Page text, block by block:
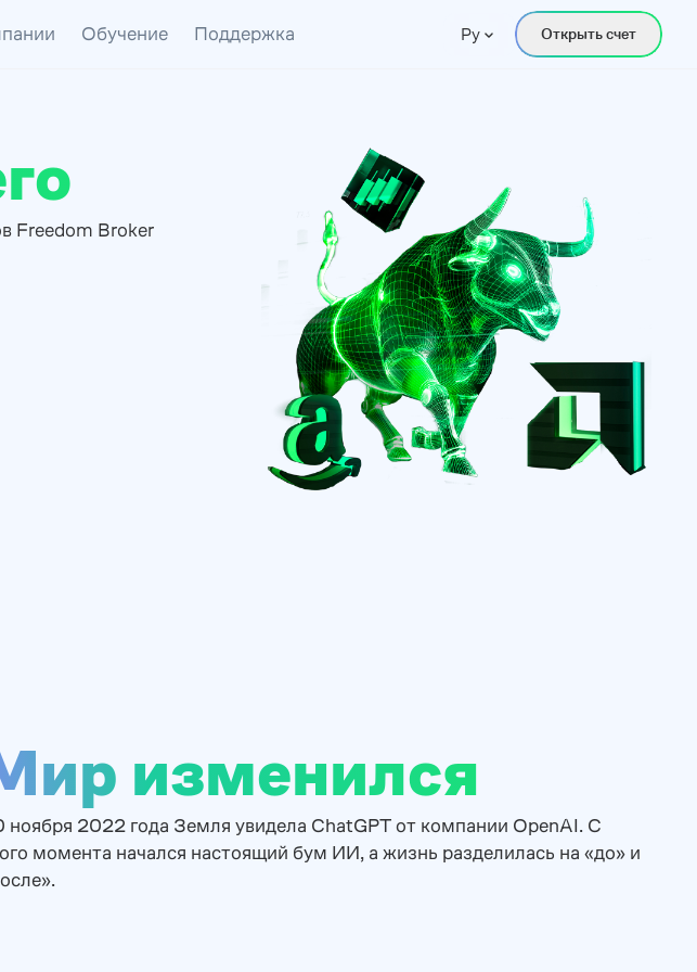
Обучение Поддержка Ру Открыть счет
Freedom Broker
изменился
ноября 2022 года Земля увидела ChatGPT от компании OpenAI. С
момента начался настоящий бум ИИ, а жизнь разделилась на «до» и